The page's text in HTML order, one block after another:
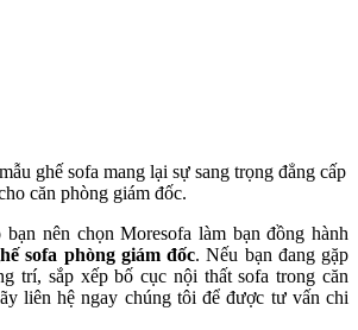
ghế sofa mang lại sự sang trọng đẳng cấp
căn phòng giám đốc.
nên chọn Moresofa làm bạn đồng hành
sofa phòng giám đốc. Nếu bạn đang gặp
trí, sắp xếp bố cục nội thất sofa trong căn
liên hệ ngay chúng tôi để được tư vấn chi